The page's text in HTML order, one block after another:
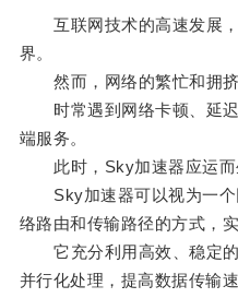
互联网技术的高速发展，
界。
然而，网络的繁忙和拥挤
时常遇到网络卡顿、延迟
端服务。
此时，Sky加速器应运而
Sky加速器可以视为一个
络路由和传输路径的方式，
它充分利用高效、稳定的
并行化处理，提高数据传输